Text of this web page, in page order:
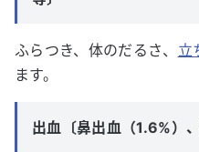
ふらつき、体のだるさ、 立
ます。
出血〔鼻出血（1.6%）